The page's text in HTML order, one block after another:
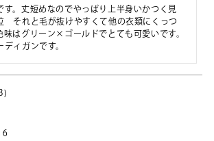
す。丈短めなのでやっぱり上半身いかつく見
　それと毛が抜けやすくて他の衣類にくっつ
味はグリーン×ゴールドでとても可愛いです。
ィガンです。
3